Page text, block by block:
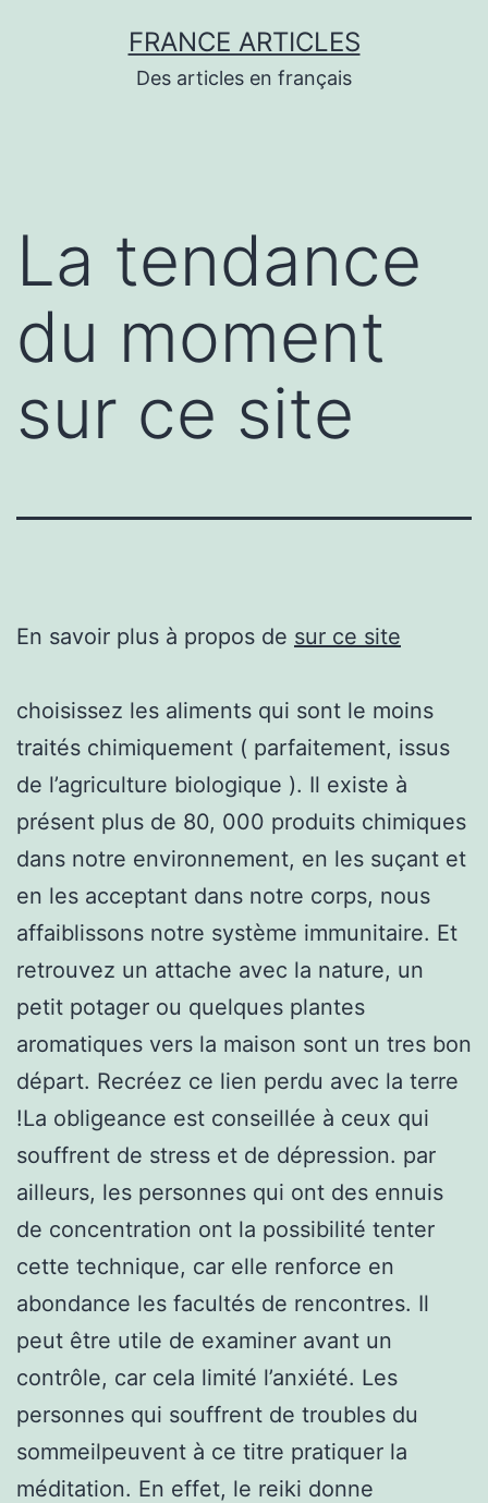
FRANCE ARTICLES
Des articles en français
La tendance
du moment
sur ce site
En savoir plus à propos de sur ce site
choisissez les aliments qui sont le moins
traités chimiquement ( parfaitement, issus
de l’agriculture biologique ). Il existe à
présent plus de 80, 000 produits chimiques
dans notre environnement, en les suçant et
en les acceptant dans notre corps, nous
affaiblissons notre système immunitaire. Et
retrouvez un attache avec la nature, un
petit potager ou quelques plantes
aromatiques vers la maison sont un tres bon
départ. Recréez ce lien perdu avec la terre
!La obligeance est conseillée à ceux qui
souffrent de stress et de dépression. par
ailleurs, les personnes qui ont des ennuis
de concentration ont la possibilité tenter
cette technique, car elle renforce en
abondance les facultés de rencontres. Il
peut être utile de examiner avant un
contrôle, car cela limité l’anxiété. Les
personnes qui souffrent de troubles du
sommeilpeuvent à ce titre pratiquer la
méditation. En effet, le reiki donne